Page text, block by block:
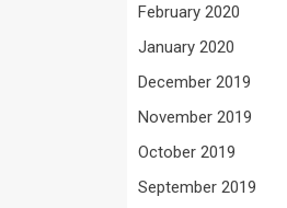
February 2020
January 2020
December 2019
November 2019
October 2019
September 2019